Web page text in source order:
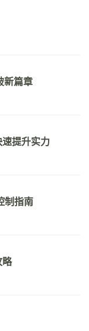
新篇章
提升实力
制指南
略